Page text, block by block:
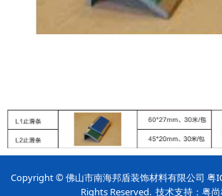
Copyright © 佛山市南海邦盾装饰材料有限公司 粤
Rights Reserved. 技术支持： 粤尚